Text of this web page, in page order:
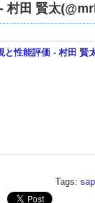
村田 賢太
と性能評価 - 村田 賢
Tags: